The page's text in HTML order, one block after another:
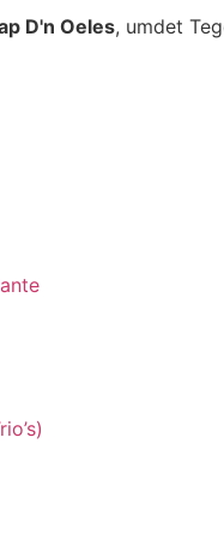
D'n Oeles, umdet